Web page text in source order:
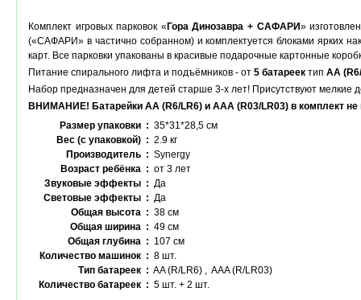
Комплект игровых парковок « Гора Динозавра + САФАРИ»
(«САФАРИ» в частично собранном) и комплектуется блоками ярких
карт. Все парковки упакованы в красивые подарочные картонные
Питание спирального лифта и подъёмников - от 5 батареек тип AA
Набор предназначен для детей старше 3-х лет! Присутствуют мелкие
ВНИМАНИЕ! Батарейки АА (R6/LR6) и AAA (R03/LR03) в комплект не
Размер упаковки : 35*31*28,5 см
Вес (с упаковкой) : 2.9 кг
Производитель : Synergy
Возраст ребёнка : от 3 лет
Звуковые эффекты : Да
Световые эффекты : Да
Общая высота : 38 см
Общая ширина : 49 см
Общая глубина : 107 см
Количество машинок : 8 шт.
Тип батареек : AA (R/LR6) , AAA (R/LR03)
Количество батареек : 5 шт. + 2 шт.